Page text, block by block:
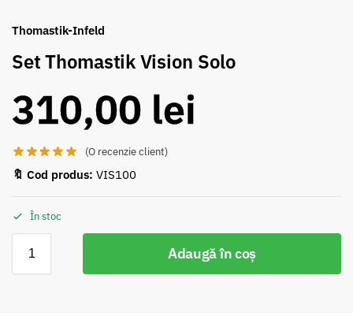
Thomastik-Infeld
Set Thomastik Vision Solo
310,00 lei
(O recenzie client)
🔖 Cod produs: VIS100
În stoc
Adaugă în coș